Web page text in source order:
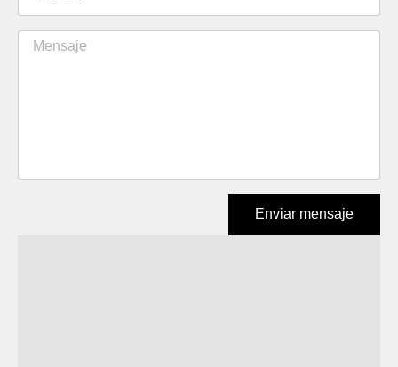
Enviar mensaje